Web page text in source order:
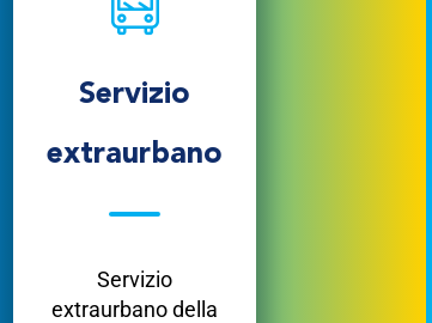
Servizio
extraurbano
Servizio
extraurbano della